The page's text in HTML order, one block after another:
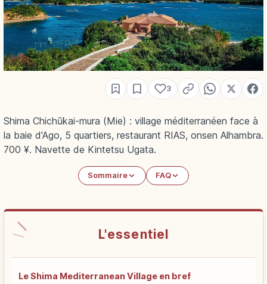
3
Shima Chichūkai-mura (Mie) : village méditerranéen face à
la baie d'Ago, 5 quartiers, restaurant RIAS, onsen Alhambra.
700 ¥. Navette de Kintetsu Ugata.
Sommaire FAQ
L'essentiel
Le Shima Mediterranean Village en bref